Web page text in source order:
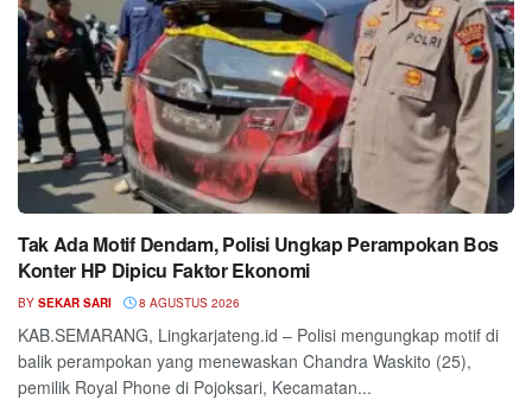
Tak Ada Motif Dendam, Polisi Ungkap Perampokan Bos
Konter HP Dipicu Faktor Ekonomi
BY SEKAR SARI 8 AGUSTUS 2026
KAB.SEMARANG, Lingkarjateng.id – Polisi mengungkap motif di
balik perampokan yang menewaskan Chandra Waskito (25),
pemilik Royal Phone di Pojoksari, Kecamatan...